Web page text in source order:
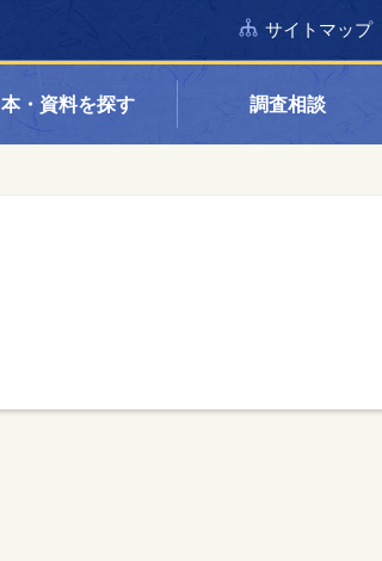
サイトマップ
本・資料を探す 調査相談